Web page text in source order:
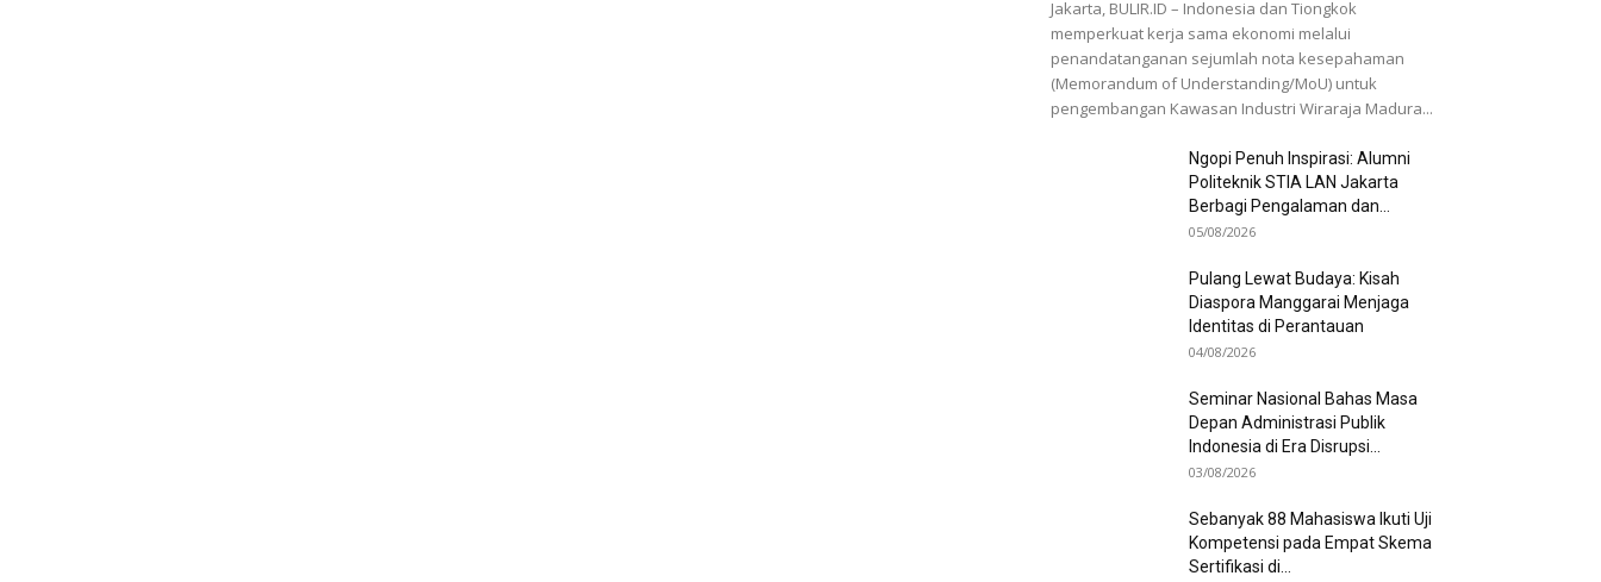
Jakarta, BULIR.ID – Indonesia dan Tiongkok
memperkuat kerja sama ekonomi melalui
penandatanganan sejumlah nota kesepahaman
(Memorandum of Understanding/MoU) untuk
pengembangan Kawasan Industri Wiraraja Madura...
Ngopi Penuh Inspirasi: Alumni
Politeknik STIA LAN Jakarta
Berbagi Pengalaman dan...
05/08/2026
Pulang Lewat Budaya: Kisah
Diaspora Manggarai Menjaga
Identitas di Perantauan
04/08/2026
Seminar Nasional Bahas Masa
Depan Administrasi Publik
Indonesia di Era Disrupsi...
03/08/2026
Sebanyak 88 Mahasiswa Ikuti Uji
Kompetensi pada Empat Skema
Sertifikasi di...